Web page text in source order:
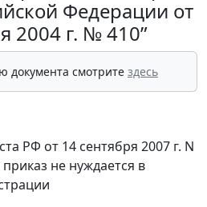
Федерации от
2004 г. № 410”
документа смотрите здесь
РФ от 14 сентября 2007 г. N
не нуждается в